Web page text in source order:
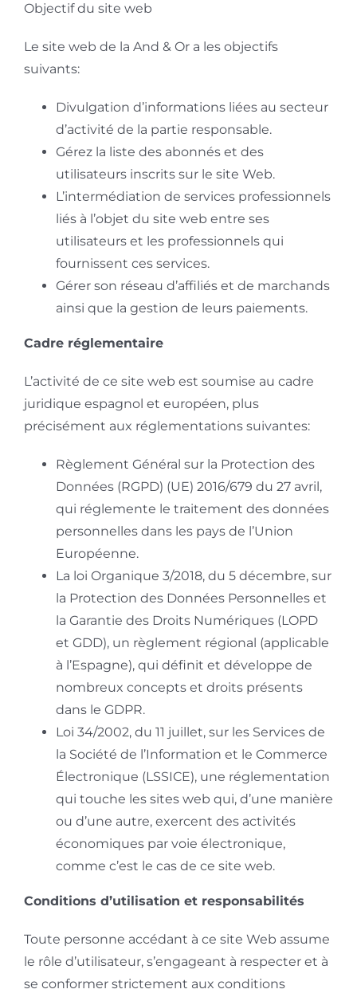
Objectif du site web
Le site web de la And & Or a les objectifs
suivants:
Divulgation d’informations liées au secteur
d’activité de la partie responsable.
Gérez la liste des abonnés et des
utilisateurs inscrits sur le site Web.
L’intermédiation de services professionnels
liés à l’objet du site web entre ses
utilisateurs et les professionnels qui
fournissent ces services.
Gérer son réseau d’affiliés et de marchands
ainsi que la gestion de leurs paiements.
Cadre réglementaire
L’activité de ce site web est soumise au cadre
juridique espagnol et européen, plus
précisément aux réglementations suivantes:
Règlement Général sur la Protection des
Données (RGPD) (UE) 2016/679 du 27 avril,
qui réglemente le traitement des données
personnelles dans les pays de l’Union
Européenne.
La loi Organique 3/2018, du 5 décembre, sur
la Protection des Données Personnelles et
la Garantie des Droits Numériques (LOPD
et GDD), un règlement régional (applicable
à l’Espagne), qui définit et développe de
nombreux concepts et droits présents
dans le GDPR.
Loi 34/2002, du 11 juillet, sur les Services de
la Société de l’Information et le Commerce
Électronique (LSSICE), une réglementation
qui touche les sites web qui, d’une manière
ou d’une autre, exercent des activités
économiques par voie électronique,
comme c’est le cas de ce site web.
Conditions d’utilisation et responsabilités
Toute personne accédant à ce site Web assume
le rôle d’utilisateur, s’engageant à respecter et à
se conformer strictement aux conditions